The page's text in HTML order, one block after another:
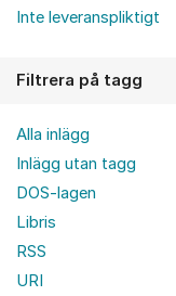
Inte leveranspliktigt
Filtrera på tagg
Alla inlägg
Inlägg utan tagg
DOS-lagen
Libris
RSS
URI